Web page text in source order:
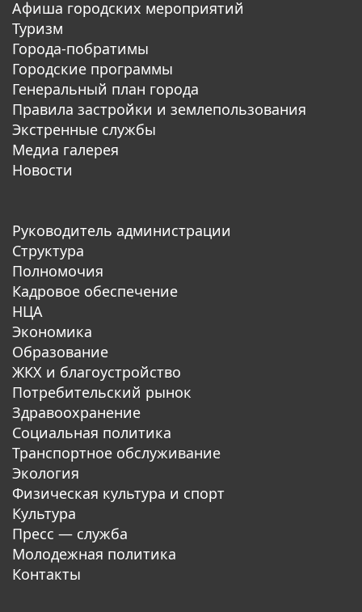
Афиша городских мероприятий
Туризм
Города-побратимы
Городские программы
Генеральный план города
Правила застройки и землепользования
Экстренные службы
Медиа галерея
Новости
Руководитель администрации
Структура
Полномочия
Кадровое обеспечение
НЦА
Экономика
Образование
ЖКХ и благоустройство
Потребительский рынок
Здравоохранение
Социальная политика
Транспортное обслуживание
Экология
Физическая культура и спорт
Культура
Пресс — служба
Молодежная политика
Контакты